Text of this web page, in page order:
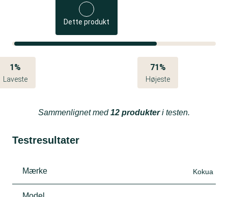
Dette produkt
1%
Laveste
71%
Højeste
Sammenlignet med12 produkteri testen.
Testresultater
Mærke Kokua